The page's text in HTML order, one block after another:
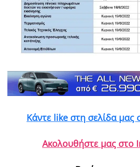
Κάντε like στη σελίδα μας
Ακολουθήστε μας στο